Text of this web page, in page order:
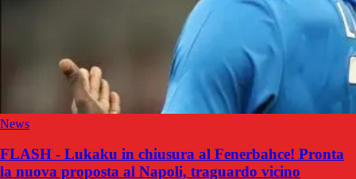
News
FLASH - Lukaku in chiusura al Fenerbahce! Pronta
la nuova proposta al Napoli, traguardo vicino